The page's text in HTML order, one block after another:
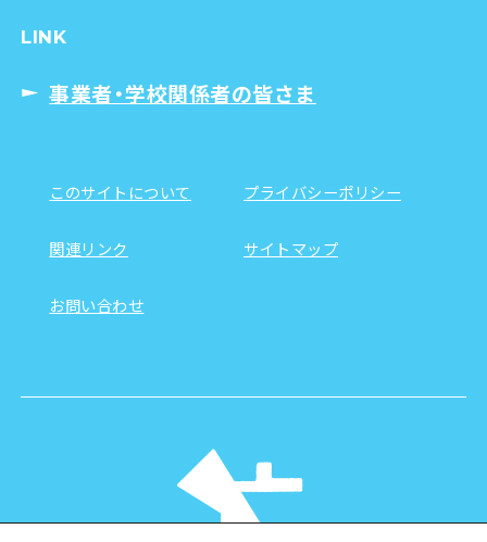
LINK
事業者・学校関係者の皆さま
このサイトについて プライバシーポリシー
関連リンク サイトマップ
お問い合わせ